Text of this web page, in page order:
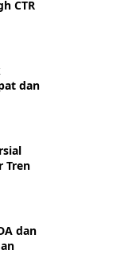
CTR
dan
Tren
dan